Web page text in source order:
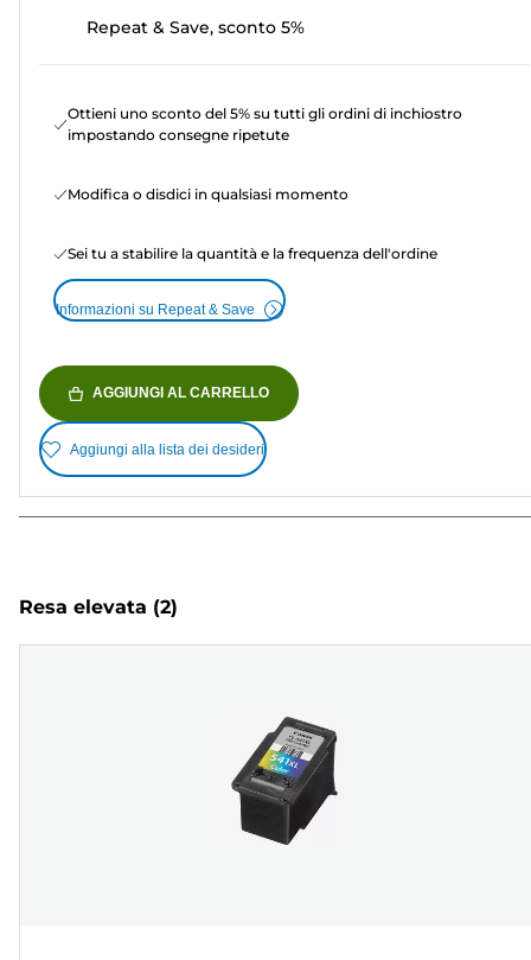
Repeat & Save, sconto 5%
Ottieni uno sconto del 5% su tutti gli ordini di inchiostro
impostando consegne ripetute
Modifica o disdici in qualsiasi momento
Sei tu a stabilire la quantità e la frequenza dell'ordine
Informazioni su Repeat & Save
AGGIUNGI AL CARRELLO
Aggiungi alla lista dei desideri
Resa elevata (2)